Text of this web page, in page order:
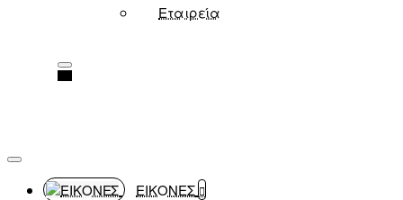
Εταιρεία
ΕΙΚΟΝΕΣ